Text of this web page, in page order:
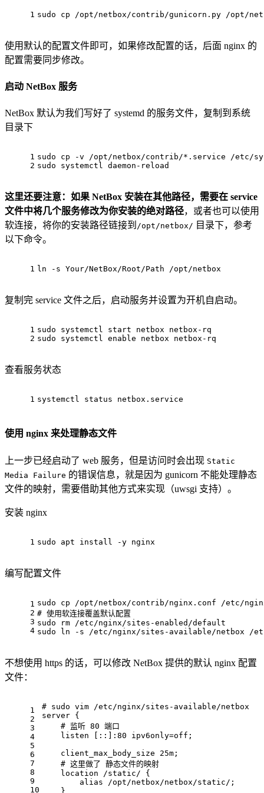
1 sudo cp /opt/netbox/contrib/gunicorn.py /opt/
使用默认的配置文件即可，如果修改配置的话，后面 nginx 的
配置需要同步修改。
启动 NetBox 服务
NetBox 默认为我们写好了 systemd 的服务文件，复制到系统
目录下
1
2
sudo cp -v /opt/netbox/contrib/*.service /etc/
sudo systemctl daemon-reload
这里还要注意：如果 NetBox 安装在其他路径，需要在 service
文件中将几个服务修改为你安装的绝对路径，或者也可以使用
软连接，将你的安装路径链接到 /opt/netbox/ 目录下，参考
以下命令。
1 ln -s Your/NetBox/Root/Path /opt/netbox
复制完 service 文件之后，启动服务并设置为开机自启动。
1
2
sudo systemctl start netbox netbox-rq
sudo systemctl enable netbox netbox-rq
查看服务状态
1 systemctl status netbox.service
使用 nginx 来处理静态文件
上一步已经启动了 web 服务，但是访问时会出现 Static
Media Failure 的错误信息，就是因为 gunicorn 不能处理静态
文件的映射，需要借助其他方式来实现（uwsgi 支持）。
安装 nginx
1 sudo apt install -y nginx
编写配置文件
1
2
3
4
sudo cp /opt/netbox/contrib/nginx.conf /etc/
# 使用软连接覆盖默认配置
sudo rm /etc/nginx/sites-enabled/default
sudo ln -s /etc/nginx/sites-available/netbox /
不想使用 https 的话，可以修改 NetBox 提供的默认 nginx 配置
文件：
1
2
3
4
5
6
7
8
9
10
# sudo vim /etc/nginx/sites-available/netbox
server {
# 监听 80 端口
listen [::]: 80 ipv6only=off ;
client_max_body_size
25m ;
# 这里做了 静态文件的映射
location /static/ {
alias /opt/netbox/netbox/static/;
    }